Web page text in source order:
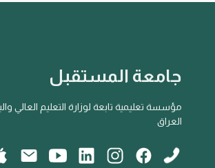
جامعة المستقبل
مؤسسة تعليمية تابعة لوزارة التعليم العالي
العراق